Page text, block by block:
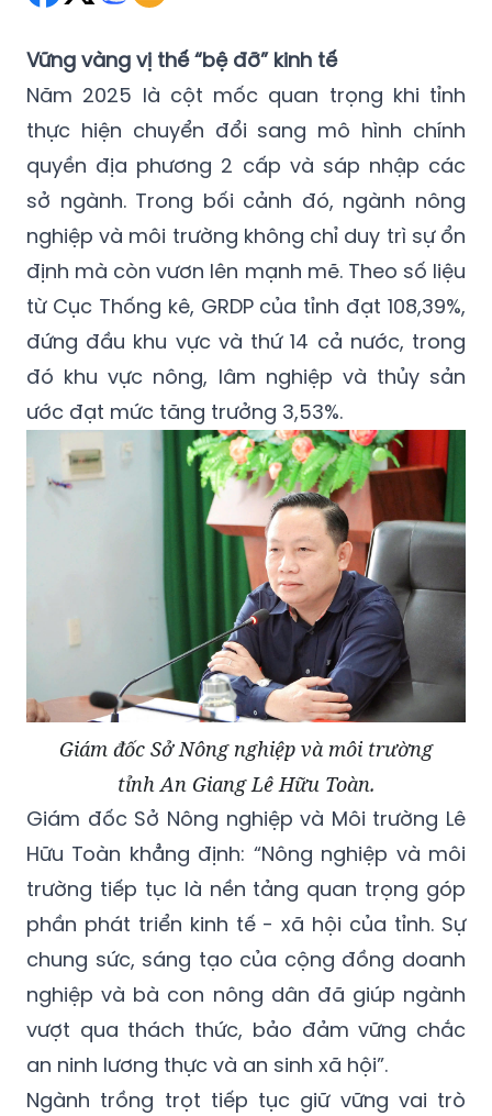
Vững vàng vị thế “bệ đỡ” kinh tế
Năm 2025 là cột mốc quan trọng khi tỉnh
thực hiện chuyển đổi sang mô hình chính
quyền địa phương 2 cấp và sáp nhập các
sở ngành. Trong bối cảnh đó, ngành nông
nghiệp và môi trường không chỉ duy trì sự ổn
định mà còn vươn lên mạnh mẽ. Theo số liệu
từ Cục Thống kê, GRDP của tỉnh đạt 108,39%,
đứng đầu khu vực và thứ 14 cả nước, trong
đó khu vực nông, lâm nghiệp và thủy sản
ước đạt mức tăng trưởng 3,53%.
Giám đốc Sở Nông nghiệp và môi trường
tỉnh An Giang Lê Hữu Toàn.
Giám đốc Sở Nông nghiệp và Môi trường Lê
Hữu Toàn khẳng định: “Nông nghiệp và môi
trường tiếp tục là nền tảng quan trọng góp
phần phát triển kinh tế - xã hội của tỉnh. Sự
chung sức, sáng tạo của cộng đồng doanh
nghiệp và bà con nông dân đã giúp ngành
vượt qua thách thức, bảo đảm vững chắc
an ninh lương thực và an sinh xã hội”.
Ngành trồng trọt tiếp tục giữ vững vai trò